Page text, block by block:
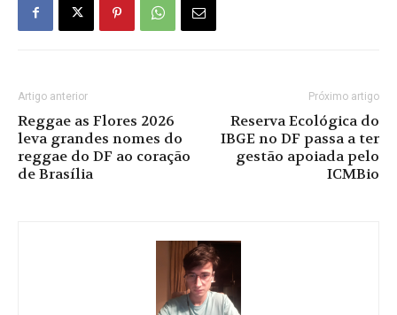
Artigo anterior
Reggae as Flores 2026
leva grandes nomes do
reggae do DF ao coração
de Brasília
Próximo artigo
Reserva Ecológica do
IBGE no DF passa a ter
gestão apoiada pelo
ICMBio